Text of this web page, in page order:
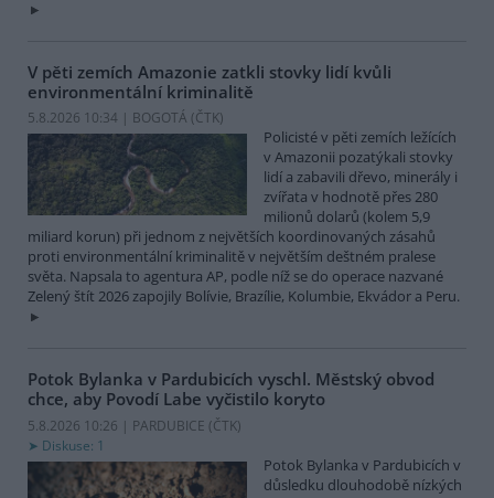
V pěti zemích Amazonie zatkli stovky lidí kvůli
environmentální kriminalitě
5.8.2026 10:34 | BOGOTÁ (ČTK)
Policisté v pěti zemích ležících
v Amazonii pozatýkali stovky
lidí a zabavili dřevo, minerály i
zvířata v hodnotě přes 280
milionů dolarů (kolem 5,9
miliard korun) při jednom z největších koordinovaných zásahů
proti environmentální kriminalitě v největším deštném pralese
světa. Napsala to agentura AP, podle níž se do operace nazvané
Zelený štít 2026 zapojily Bolívie, Brazílie, Kolumbie, Ekvádor a Peru.
Potok Bylanka v Pardubicích vyschl. Městský obvod
chce, aby Povodí Labe vyčistilo koryto
5.8.2026 10:26 | PARDUBICE (ČTK)
Diskuse: 1
Potok Bylanka v Pardubicích v
důsledku dlouhodobě nízkých